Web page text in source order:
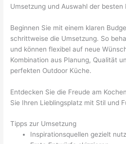
Umsetzung und Auswahl der besten
Beginnen Sie mit einem klaren
schrittweise die Umsetzung. So
und können flexibel auf neue
Kombination aus Planung, Qualität
perfekten Outdoor Küche.
Entdecken Sie die Freude am
Sie Ihren Lieblingsplatz mit Stil und
Tipps zur Umsetzung
Inspirationsquellen gezielt